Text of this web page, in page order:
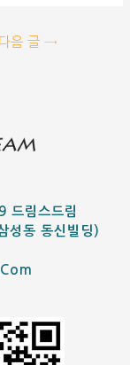
다음 글→
림스드림
성동 동신빌딩)